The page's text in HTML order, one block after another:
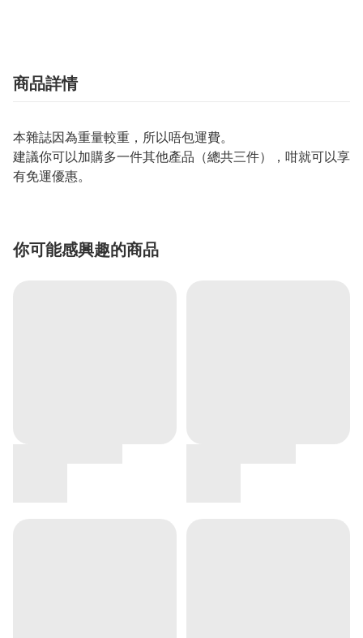
商品詳情
本雜誌因為重量較重，所以唔包運費。
建議你可以加購多一件其他產品（總共三件），咁就可以享
有免運優惠。
你可能感興趣的商品